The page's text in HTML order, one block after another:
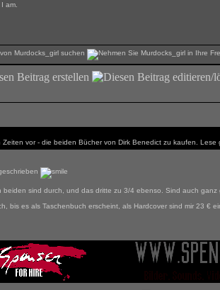
am.
vor - die beiden Bücher von Dirk Benedict zu kaufen.
sind durch, und das dritte zu 3/4 ebenso. Sind auch
bis es als Taschenbuch erscheint, als Hardcover sind mir 23 €